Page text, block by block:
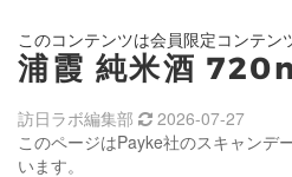
このコンテンツは会員限定コンテン
浦霞 純米酒
このページはPayke社のスキャンデ
います。
訪日ラボ編集部 2026-07-27